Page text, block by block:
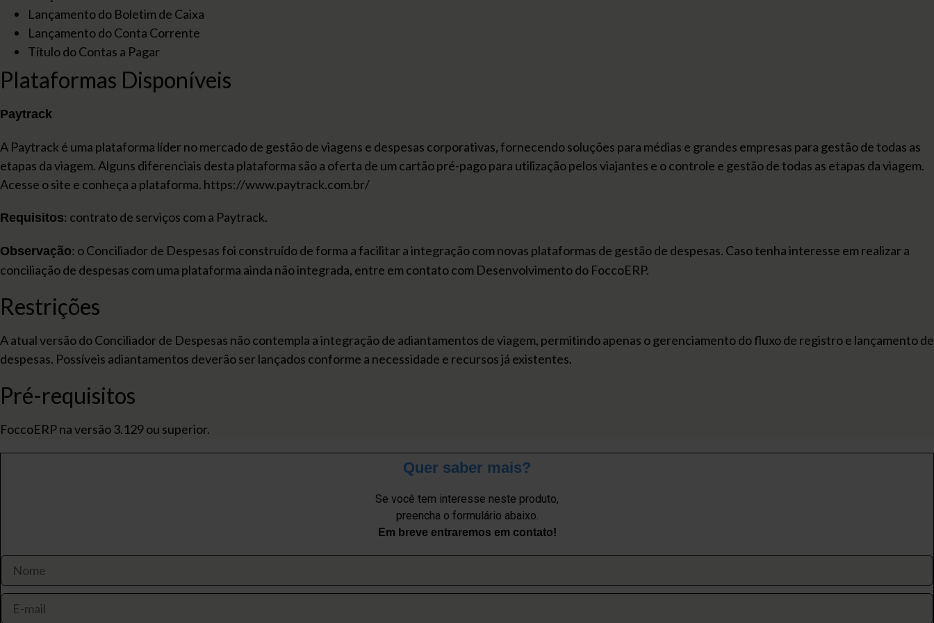
Lançamento do Boletim de Caixa
Lançamento do Conta Corrente
Título do Contas a Pagar
Plataformas Disponíveis
Paytrack
A Paytrack é uma plataforma líder no mercado de gestão de viagens e despesas corporativas, fornecendo soluções para médias e grandes empresas para gestão de todas as
etapas da viagem. Alguns diferenciais desta plataforma são a oferta de um cartão pré-pago para utilização pelos viajantes e o controle e gestão de todas as etapas da viagem.
Acesse o site e conheça a plataforma. https://www.paytrack.com.br/
Requisitos: contrato de serviços com a Paytrack.
Observação: o Conciliador de Despesas foi construído de forma a facilitar a integração com novas plataformas de gestão de despesas. Caso tenha interesse em realizar a
conciliação de despesas com uma plataforma ainda não integrada, entre em contato com Desenvolvimento do FoccoERP.
Restrições
A atual versão do Conciliador de Despesas não contempla a integração de adiantamentos de viagem, permitindo apenas o gerenciamento do fluxo de registro e lançamento de
despesas. Possíveis adiantamentos deverão ser lançados conforme a necessidade e recursos já existentes.
Pré-requisitos
FoccoERP na versão 3.129 ou superior.
Quer saber mais?
Se você tem interesse neste produto,
preencha o formulário abaixo.
Em breve entraremos em contato!